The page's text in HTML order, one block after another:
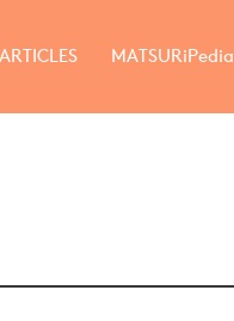
ARTICLES MATSURiPedia